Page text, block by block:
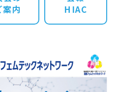
案内
HIAC